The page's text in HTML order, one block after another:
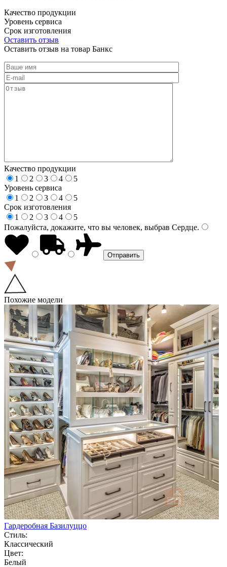
Качество продукции
Уровень сервиса
Срок изготовления
Оставить отзыв
Оставить отзыв на товар Банкс
Качество продукции
1
2 3 4
5
Уровень сервиса
1
2 3 4
5
Срок изготовления
1
2 3 4
5
Пожалуйста, докажите, что вы человек, выбрав Сердце.
Похожие модели
Гардеробная Базилуццо
Стиль:
Классический
Цвет:
Белый